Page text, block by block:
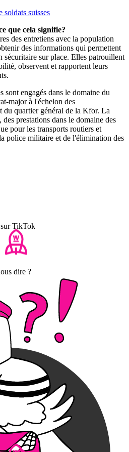
suisses
que cela signifie?
des entretiens avec la population
des informations qui permettent
sur place. Elles patrouillent
observent et rapportent leurs
sont engagés dans le domaine du
major à l'échelon des
du quartier général de la Kfor. La
prestations dans le domaine des
pour les transports routiers et
police militaire et de l'élimination des
TikTok
dire ?